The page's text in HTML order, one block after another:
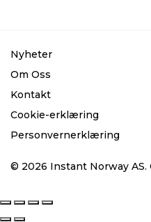
Nyheter
Om Oss
Kontakt
Cookie-erklæring
Personvernerklæring
© 2026 Instant Norway AS.